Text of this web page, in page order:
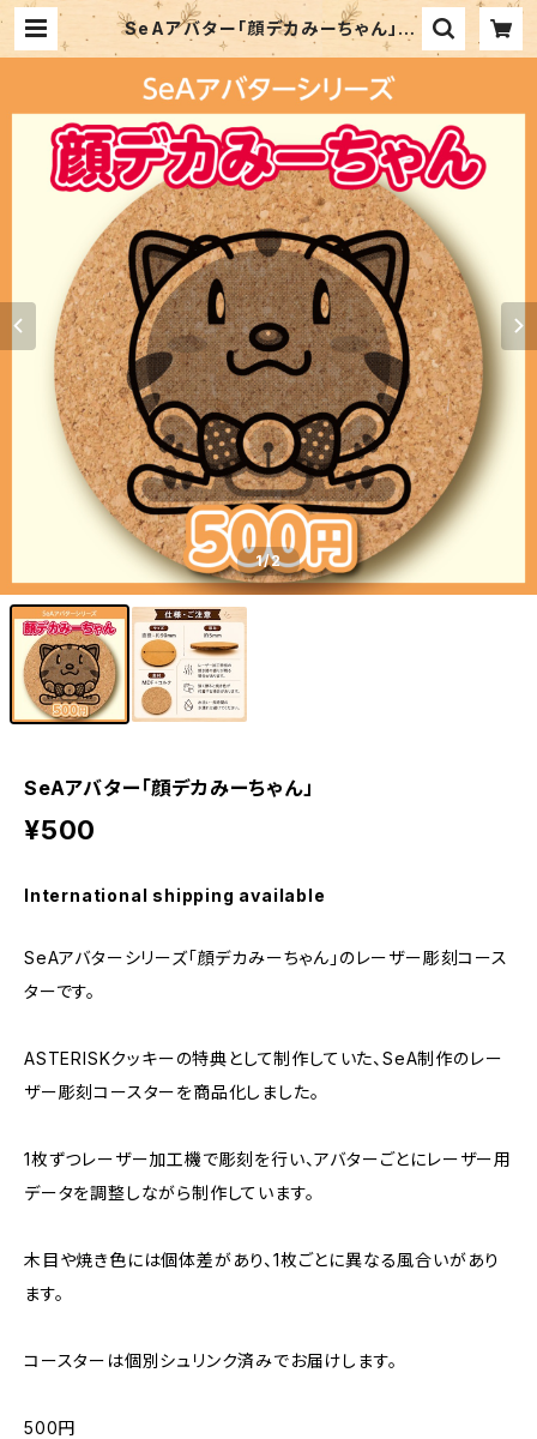
SeAアバター「顔デカみーちゃん」 |
SEA SHOP
1/2
SeAアバター「顔デカみーちゃん」
¥500
International shipping available
SeAアバターシリーズ「顔デカみーちゃん」のレーザー彫刻コース
ターです。
ASTERISKクッキーの特典として制作していた、SeA制作のレー
ザー彫刻コースターを商品化しました。
1枚ずつレーザー加工機で彫刻を行い、アバターごとにレーザー用
データを調整しながら制作しています。
木目や焼き色には個体差があり、1枚ごとに異なる風合いがあり
ます。
コースターは個別シュリンク済みでお届けします。
500円